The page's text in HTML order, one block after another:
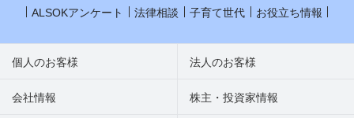
ALSOKアンケート
法律相談 子育て世代 お役立ち情報
個人のお客様 法人のお客様
会社情報 株主・投資家情報